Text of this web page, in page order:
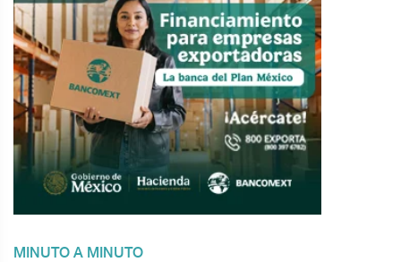
MINUTO A MINUTO